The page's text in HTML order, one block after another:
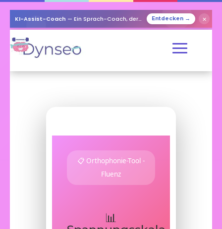
KI-Assist-Coach — Ein Sprach-Coach, der mit Ihren Lieben spielt Entdecken → ✕
📋 Orthophonie-Tool -
Fluenz
📊